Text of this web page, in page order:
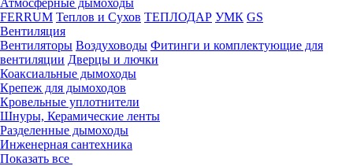
FERRUM Теплов и Сухов ТЕПЛОДАР УМК GS
Вентиляция
Вентиляторы Воздуховоды Фитинги и комплектующие для
вентиляции Дверцы и лючки
Коаксиальные дымоходы
Крепеж для дымоходов
Кровельные уплотнители
Шнуры, Керамические ленты
Разделенные дымоходы
Инженерная сантехника
Показать все